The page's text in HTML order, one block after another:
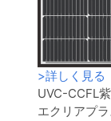
>詳しく見る
UVC-CCFL
エクリアプラ